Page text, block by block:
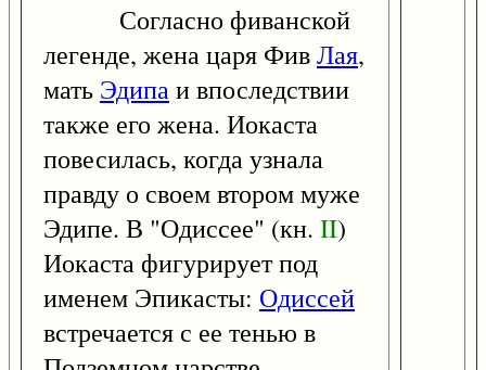
Согласно фиванской
легенде, жена царя ФивЛая,
мать Эдипаи впоследствии
также его жена. Иокаста
повесилась, когда узнала
правду о своем втором муже
Эдипе. В "Одиссее" (кн. II)
Иокаста фигурирует под
именем Эпикасты: Одиссей
встречается с ее тенью в